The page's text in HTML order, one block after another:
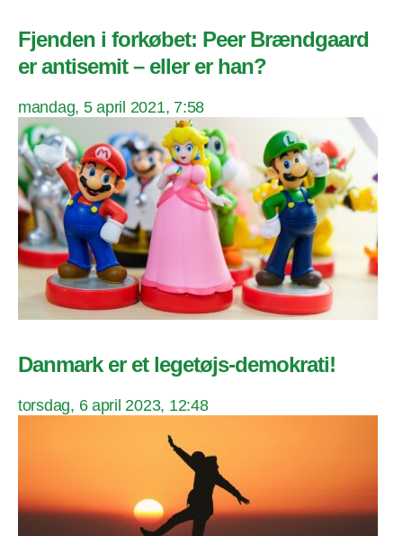
Fjenden i forkøbet: Peer Brændgaard
er antisemit – eller er han?
mandag, 5 april 2021, 7:58
Danmark er et legetøjs-demokrati!
torsdag, 6 april 2023, 12:48